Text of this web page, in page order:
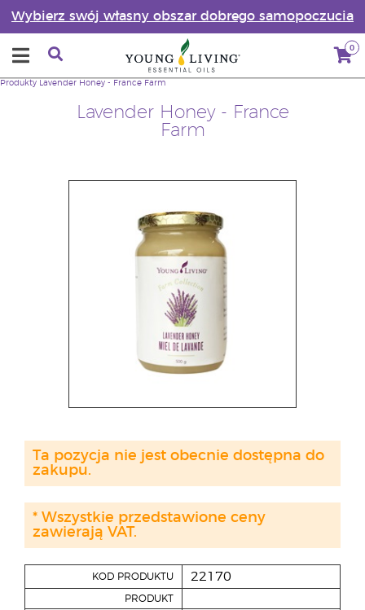
Wybierz swój własny obszar dobrego samopoczucia
0
Lavender Honey - France
Farm
Produkty Lavender Honey - France Farm
KOD PRODUKTU 22170
PRODUKT
Ta pozycja nie jest obecnie dostępna do
zakupu.
* Wszystkie przedstawione ceny
zawierają VAT.